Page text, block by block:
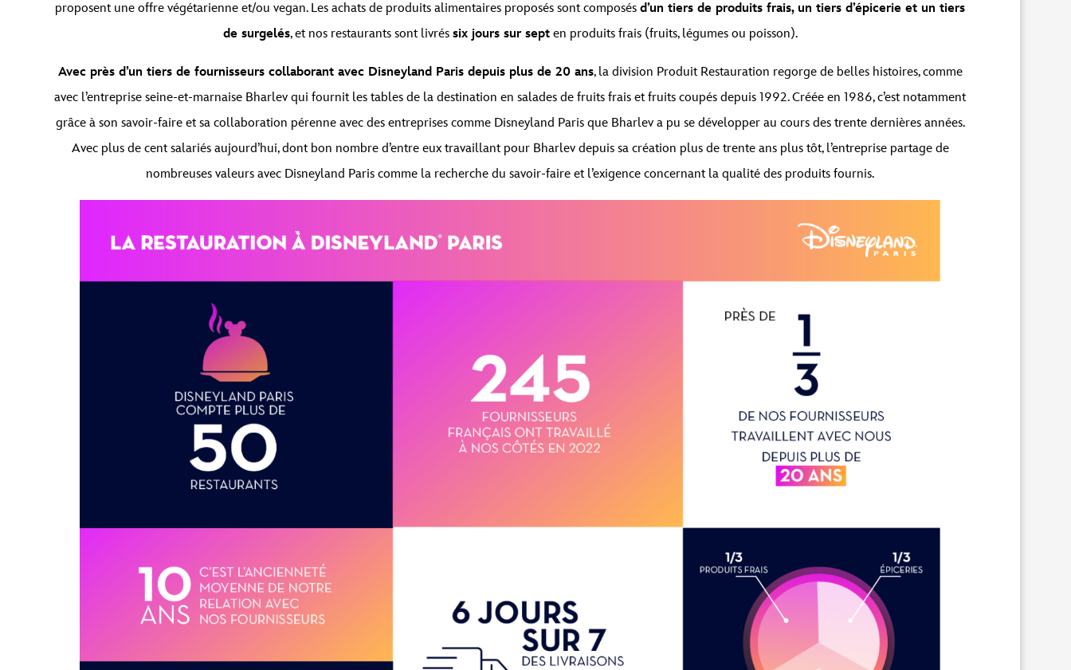
proposent une offre végétarienne et/ou vegan. Les achats de produits alimentaires proposés sont composés d’un tiers de produits frais, un tiers d’épicerie et un tiers
de surgelés, et nos restaurants sont livrés six jours sur septen produits frais (fruits, légumes ou poisson).
Avec près d’un tiers de fournisseurs collaborant avec Disneyland Paris depuis plus de 20 ans, la division Produit Restauration regorge de belles histoires, comme
avec l’entreprise seine-et-marnaise Bharlev qui fournit les tables de la destination en salades de fruits frais et fruits coupés depuis 1992. Créée en 1986, c’est notamment
grâce à son savoir-faire et sa collaboration pérenne avec des entreprises comme Disneyland Paris que Bharlev a pu se développer au cours des trente dernières années.
Avec plus de cent salariés aujourd’hui, dont bon nombre d’entre eux travaillant pour Bharlev depuis sa création plus de trente ans plus tôt, l’entreprise partage de
nombreuses valeurs avec Disneyland Paris comme la recherche du savoir-faire et l’exigence concernant la qualité des produits fournis.